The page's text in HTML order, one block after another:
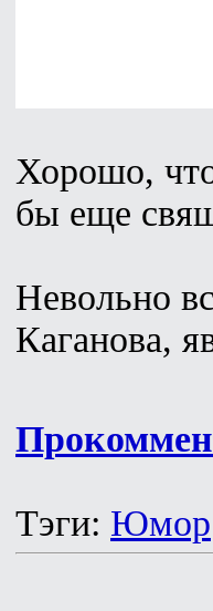
Хорошо,
бы еще
Невольно
Каганова,
Тэги: Юмор